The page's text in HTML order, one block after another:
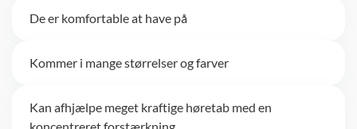
De er komfortable at have på
Kommer i mange størrelser og farver
Kan afhjælpe meget kraftige høretab med en